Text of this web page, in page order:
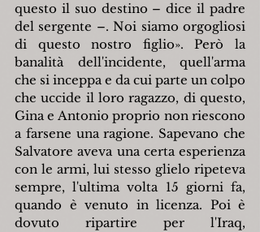
questo il suo destino – dice il padre
del sergente –. Noi siamo orgogliosi
di questo nostro figlio». Però la
banalità dell'incidente, quell'arma
che si inceppa e da cui parte un colpo
che uccide il loro ragazzo, di questo,
Gina e Antonio proprio non riescono
a farsene una ragione. Sapevano che
Salvatore aveva una certa esperienza
con le armi, lui stesso glielo ripeteva
sempre, l'ultima volta 15 giorni fa,
quando è venuto in licenza. Poi è
dovuto ripartire per l'Iraq,